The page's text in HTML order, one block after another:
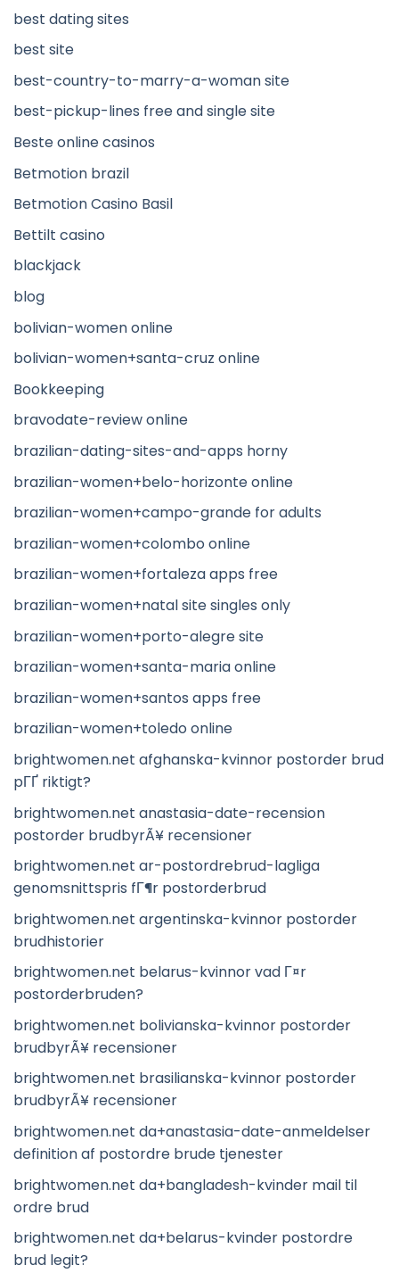
best dating sites
best site
best-country-to-marry-a-woman site
best-pickup-lines free and single site
Beste online casinos
Betmotion brazil
Betmotion Casino Basil
Bettilt casino
blackjack
blog
bolivian-women online
bolivian-women+santa-cruz online
Bookkeeping
bravodate-review online
brazilian-dating-sites-and-apps horny
brazilian-women+belo-horizonte online
brazilian-women+campo-grande for adults
brazilian-women+colombo online
brazilian-women+fortaleza apps free
brazilian-women+natal site singles only
brazilian-women+porto-alegre site
brazilian-women+santa-maria online
brazilian-women+santos apps free
brazilian-women+toledo online
brightwomen.net afghanska-kvinnor postorder brud
pГҐ riktigt?
brightwomen.net anastasia-date-recension
postorder brudbyrÃ¥ recensioner
brightwomen.net ar-postordrebrud-lagliga
genomsnittspris fГ¶r postorderbrud
brightwomen.net argentinska-kvinnor postorder
brudhistorier
brightwomen.net belarus-kvinnor vad Г¤r
postorderbruden?
brightwomen.net bolivianska-kvinnor postorder
brudbyrÃ¥ recensioner
brightwomen.net brasilianska-kvinnor postorder
brudbyrÃ¥ recensioner
brightwomen.net da+anastasia-date-anmeldelser
definition af postordre brude tjenester
brightwomen.net da+bangladesh-kvinder mail til
ordre brud
brightwomen.net da+belarus-kvinder postordre
brud legit?